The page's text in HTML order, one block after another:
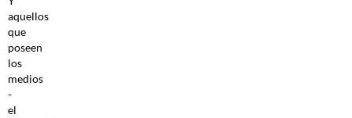
aquellos
que
poseen
los
medios
-
el